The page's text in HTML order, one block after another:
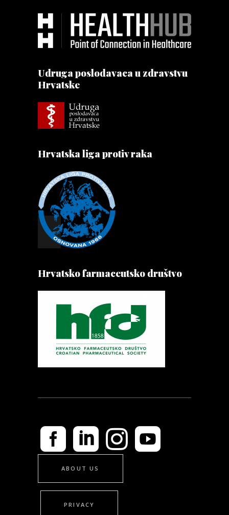
Udruga poslodavaca u zdravstvu
Hrvatske
Hrvatska liga protiv raka
Hrvatsko farmaceutsko društvo
ABOUT US
PRIVACY